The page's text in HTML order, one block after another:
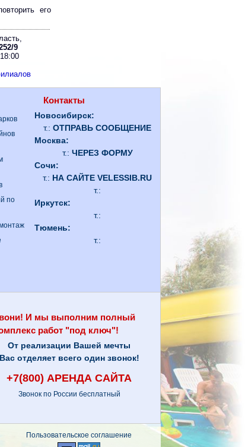
его
9
по
Контакты
Новосибирск:
т.:ОТПРАВЬ СООБЩЕНИЕ
Москва:
т.: ЧЕРЕЗ ФОРМУ
Сочи:
т.: НА САЙТЕ VELESSIB.RU
т.:
Иркутск:
т.:
Тюмень:
т.:
И мы выполним полный
работ "под ключ"!
От реализации Вашей мечты
Вас отделяет всего один звонок!
+7(800) АРЕНДА САЙТА
Звонок по России бесплатный
Пользовательское соглашение